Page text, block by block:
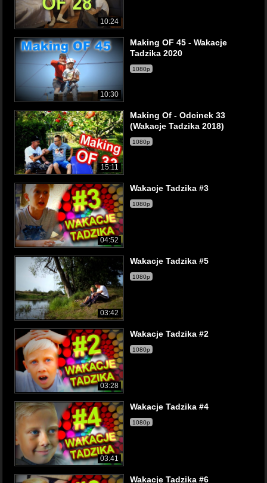
10:24
10:30
Making OF 45 - Wakacje
Tadzika 2020
1080p
15:11
Making Of - Odcinek 33
(Wakacje Tadzika 2018)
1080p
04:52
Wakacje Tadzika #3
1080p
03:42
Wakacje Tadzika #5
1080p
03:28
Wakacje Tadzika #2
1080p
03:41
Wakacje Tadzika #4
1080p
Wakacje Tadzika #6